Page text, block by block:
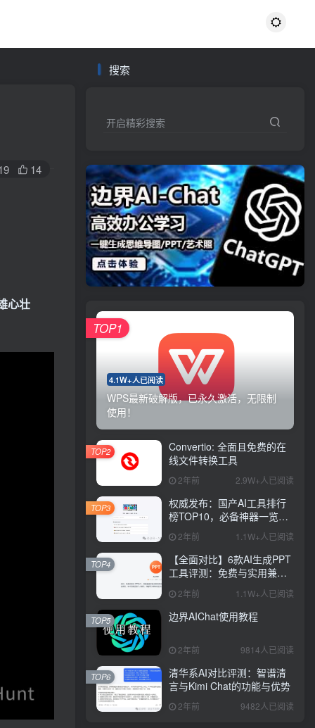
14
心壮
搜索
开启精彩搜索
4.1W+人已阅读
WPS最新破解版，已永久激活，无限制
使用！
TOP1
Convertio: 全面且免费的在
线文件转换工具
2年前 2.9W+人已阅读
TOP2
权威发布：国产AI工具排行
榜TOP10，必备神器一览无
2年前 1.1W+人已阅读
TOP3
【全面对比】6款AI生成PPT
工具评测：免费与实用兼
具，哪款更胜一筹？
2年前 1.1W+人已阅读
TOP4
边界AIChat使用教程
2年前 9814人已阅读
TOP5
清华系AI对比评测：智谱清
言与Kimi Chat的功能与优势
2年前 9482人已阅读
TOP6